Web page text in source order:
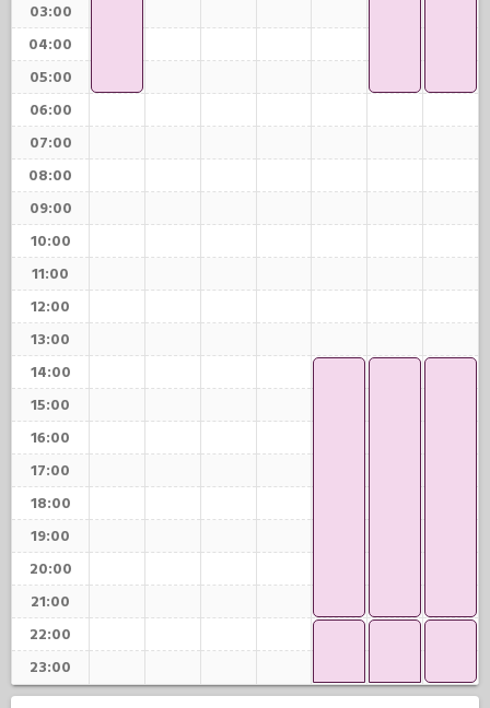
03:00
04:00
05:00
06:00
07:00
08:00
09:00
10:00
11:00
12:00
13:00
14:00
15:00
16:00
17:00
18:00
19:00
20:00
21:00
22:00
23:00